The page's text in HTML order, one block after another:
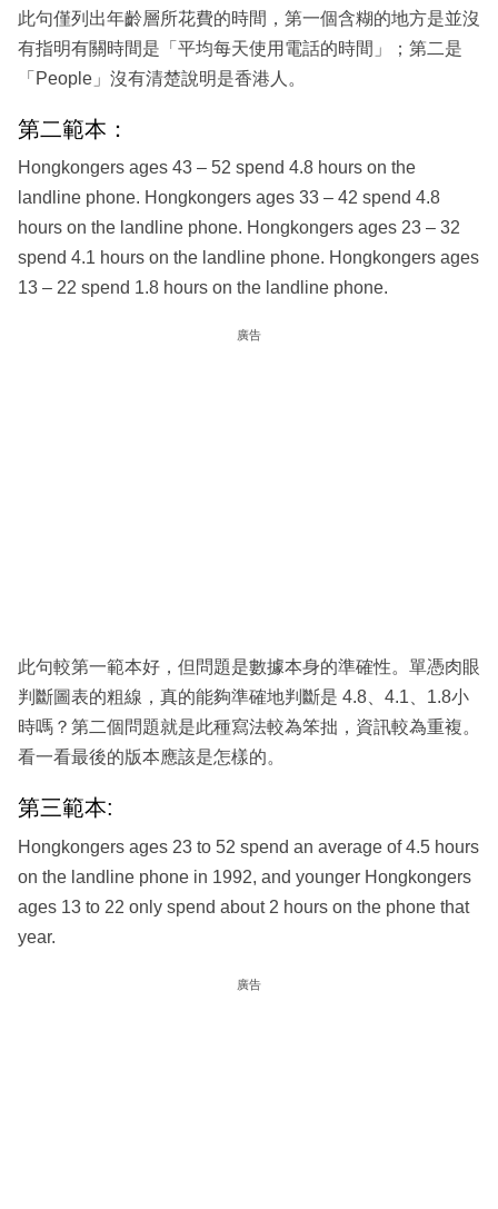
此句僅列出年齡層所花費的時間，第一個含糊的地方是並沒
有指明有關時間是「平均每天使用電話的時間」；第二是
「People」沒有清楚說明是香港人。
第二範本：
Hongkongers ages 43 – 52 spend 4.8 hours on the
landline phone. Hongkongers ages 33 – 42 spend 4.8
hours on the landline phone. Hongkongers ages 23 – 32
spend 4.1 hours on the landline phone. Hongkongers ages
13 – 22 spend 1.8 hours on the landline phone.
廣告
此句較第一範本好，但問題是數據本身的準確性。單憑肉眼
判斷圖表的粗線，真的能夠準確地判斷是 4.8、4.1、1.8小
時嗎？第二個問題就是此種寫法較為笨拙，資訊較為重複。
看一看最後的版本應該是怎樣的。
第三範本:
Hongkongers ages 23 to 52 spend an average of 4.5 hours
on the landline phone in 1992, and younger Hongkongers
ages 13 to 22 only spend about 2 hours on the phone that
year.
廣告